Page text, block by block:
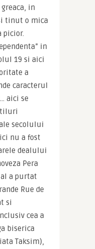
in
tinut o mica
picior.
in
19 si aici
a
caracterul
aici se
secolului
nu a fost
dealului
Pera
a purtat
Rue de
si
cea a
biserica
Taksim),